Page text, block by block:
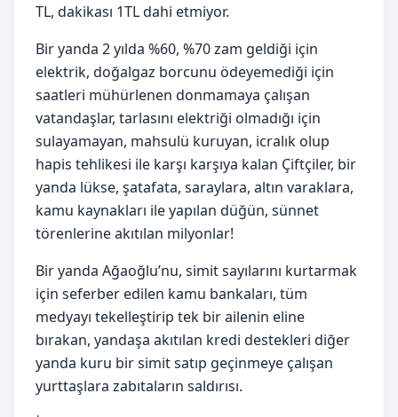
TL, dakikası 1TL dahi etmiyor.
Bir yanda 2 yılda %60, %70 zam geldiği için
elektrik, doğalgaz borcunu ödeyemediği için
saatleri mühürlenen donmamaya çalışan
vatandaşlar, tarlasını elektriği olmadığı için
sulayamayan, mahsulü kuruyan, icralık olup
hapis tehlikesi ile karşı karşıya kalan Çiftçiler, bir
yanda lükse, şatafata, saraylara, altın varaklara,
kamu kaynakları ile yapılan düğün, sünnet
törenlerine akıtılan milyonlar!
Bir yanda Ağaoğlu’nu, simit sayılarını kurtarmak
için seferber edilen kamu bankaları, tüm
medyayı tekelleştirip tek bir ailenin eline
bırakan, yandaşa akıtılan kredi destekleri diğer
yanda kuru bir simit satıp geçinmeye çalışan
yurttaşlara zabıtaların saldırısı.